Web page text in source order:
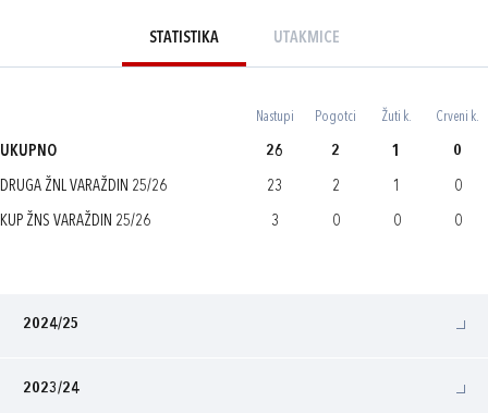
STATISTIKA UTAKMICE
Nastupi Pogotci Žuti k. Crveni k.
UKUPNO 26 2 1 0
DRUGA ŽNL VARAŽDIN 25/26 23 2 1 0
KUP ŽNS VARAŽDIN 25/26 3 0 0 0
2024/25
2023/24